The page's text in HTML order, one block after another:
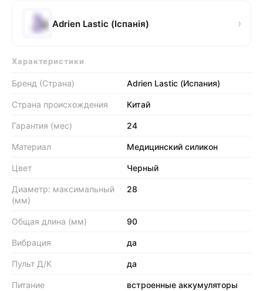
Adrien Lastic (Іспанія) ›
Характеристики
Бренд (Страна) Adrien Lastic (Испания)
Страна происхождения Китай
Гарантия (мес) 24
Материал Медицинский силикон
Цвет Черный
Диаметр: максимальный
(мм)
28
Общая длина (мм) 90
Вибрация да
Пульт Д/К да
Питание встроенные аккумуляторы